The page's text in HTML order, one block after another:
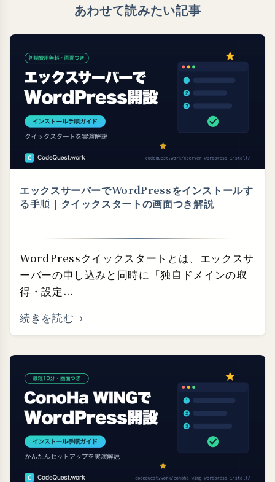
あわせて読みたい記事
エックスサーバーでWordPressをインストールす
る手順｜クイックスタートの画面つき解説
WordPressクイックスタートとは、エックスサ
ーバーの申し込みと同時に「独自ドメインの取
得・設定...
続きを読む